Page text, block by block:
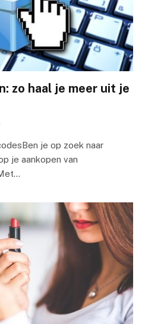
zo haal je meer uit je
je op zoek naar
je aankopen van